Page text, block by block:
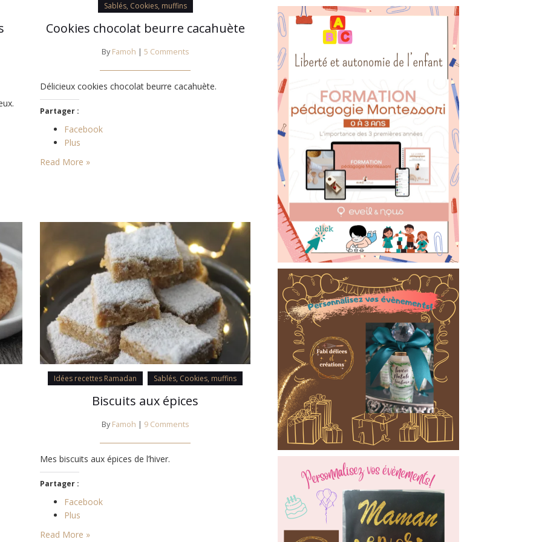
Sablés, Cookies, muffins
Cookies chocolat beurre cacahuète
By Famoh | 5 Comments
Délicieux cookies chocolat beurre cacahuète.
Partager :
Facebook
Plus
Read More »
Idées recettes Ramadan Sablés, Cookies, muffins
Biscuits aux épices
By Famoh | 9 Comments
Mes biscuits aux épices de l’hiver.
Partager :
Facebook
Plus
Read More »